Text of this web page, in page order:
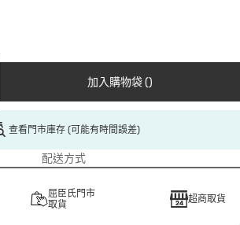
加入購物袋 ()
查看門市庫存 (可能有時間誤差)
配送方式
屈臣氏門市
取貨
超商取貨